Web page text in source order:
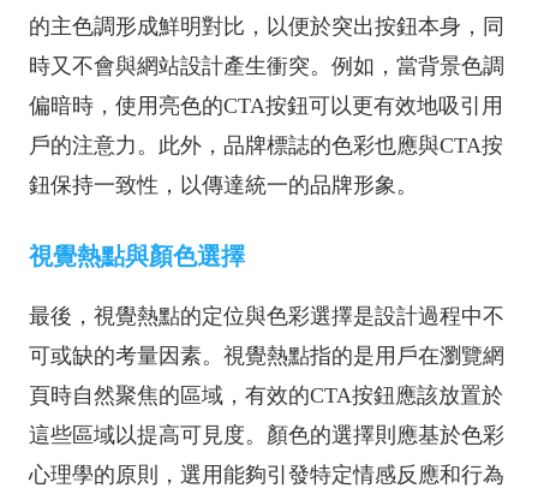
的主色調形成鮮明對比，以便於突出按鈕本身，同
時又不會與網站設計產生衝突。例如，當背景色調
偏暗時，使用亮色的CTA按鈕可以更有效地吸引用
戶的注意力。此外，品牌標誌的色彩也應與CTA按
鈕保持一致性，以傳達統一的品牌形象。
視覺熱點與顏色選擇
最後，視覺熱點的定位與色彩選擇是設計過程中不
可或缺的考量因素。視覺熱點指的是用戶在瀏覽網
頁時自然聚焦的區域，有效的CTA按鈕應該放置於
這些區域以提高可見度。顏色的選擇則應基於色彩
心理學的原則，選用能夠引發特定情感反應和行為